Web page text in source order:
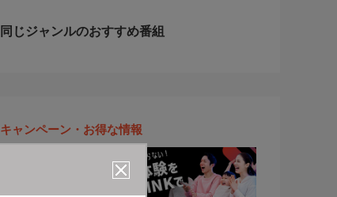
同じジャンルのおすすめ番組
キャンペーン・お得な情報